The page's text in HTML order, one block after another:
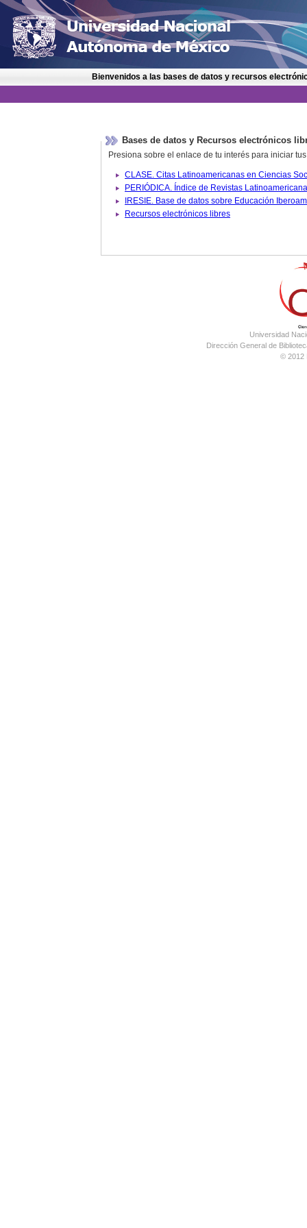
Bienvenidos a las bases de datos y recursos
Bases de datos y Recursos electrónicos
Presiona sobre el enlace de tu interés para iniciar
IRESIE. Base de datos
Recursos electrónicos libres
Universidad
Dirección General de
© 2012